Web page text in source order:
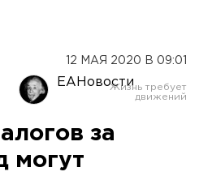
12 МАЯ 2020 В 09:01
ЕАНовости
за
могут